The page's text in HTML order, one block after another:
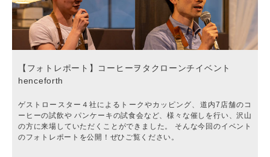
【フォトレポート】コーヒーヲタクローンチイベント
henceforth
ゲストロースター４社によるトークやカッピング、道内7店舗のコ
ーヒーの試飲や パンケーキの試食会など、様々な催しを行い、沢山
の方に来場していただくことができました。 そんな今回のイベント
のフォトレポートを公開！ぜひご覧ください。